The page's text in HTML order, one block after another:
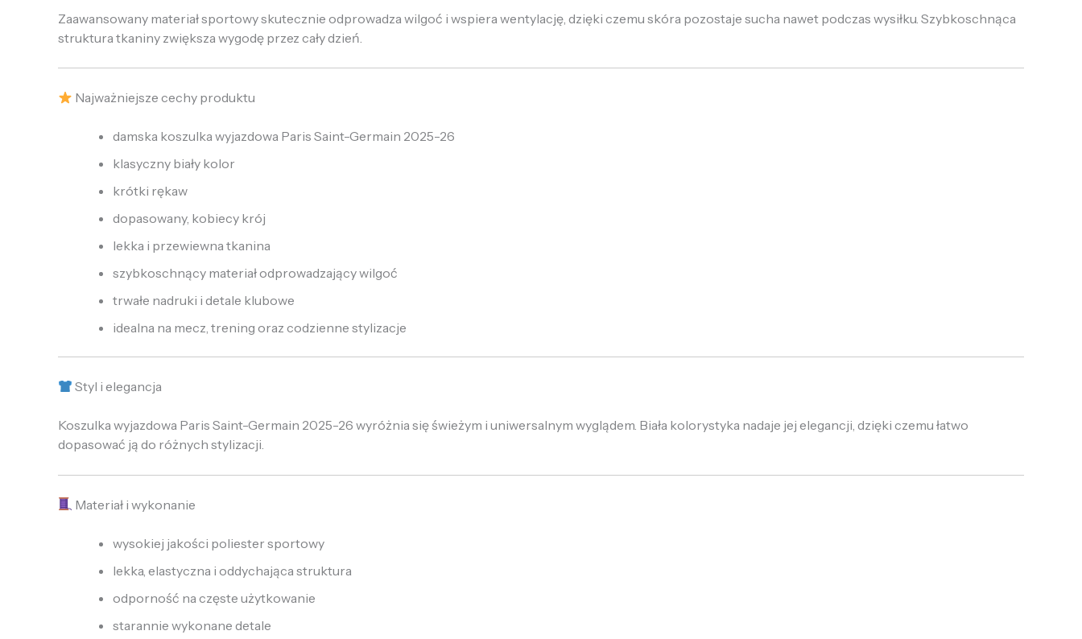
Zaawansowany materiał sportowy skutecznie odprowadza wilgoć i wspiera wentylację, dzięki czemu skóra pozostaje sucha nawet podczas wysiłku. Szybkoschnąca
struktura tkaniny zwiększa wygodę przez cały dzień.
Najważniejsze cechy produktu
damska koszulka wyjazdowa Paris Saint-Germain 2025-26
klasyczny biały kolor
krótki rękaw
dopasowany, kobiecy krój
lekka i przewiewna tkanina
szybkoschnący materiał odprowadzający wilgoć
trwałe nadruki i detale klubowe
idealna na mecz, trening oraz codzienne stylizacje
Styl i elegancja
Koszulka wyjazdowa Paris Saint-Germain 2025-26 wyróżnia się świeżym i uniwersalnym wyglądem. Biała kolorystyka nadaje jej elegancji, dzięki czemu łatwo
dopasować ją do różnych stylizacji.
Materiał i wykonanie
wysokiej jakości poliester sportowy
lekka, elastyczna i oddychająca struktura
odporność na częste użytkowanie
starannie wykonane detale